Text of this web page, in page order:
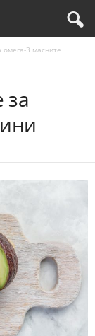
омега-3 масните
за